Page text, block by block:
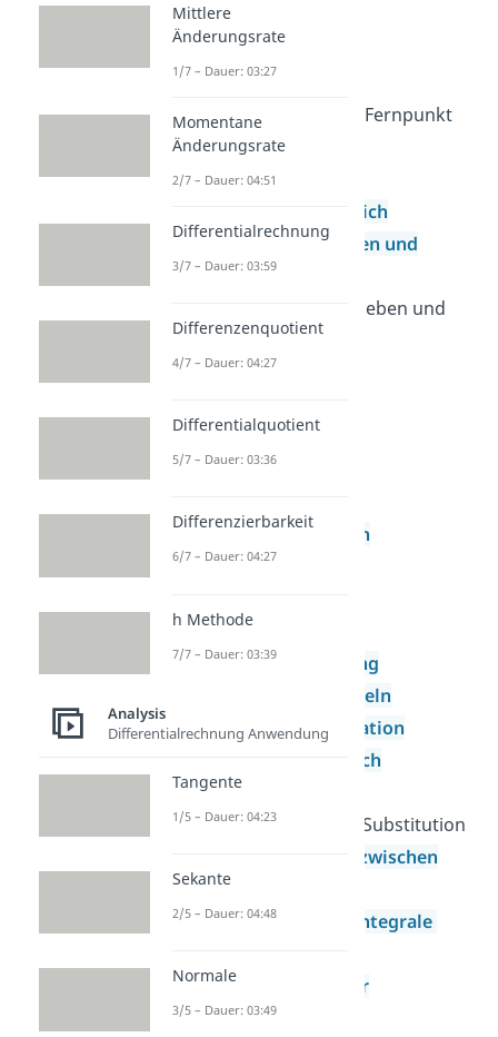
Tangenten
Tangente
Normale
Tangente durch Fernpunkt
Kurvendiskussion
Übersicht
Definitionsbereich
Graphen strecken und
stauchen
Graphen verschieben und
spiegeln
Symmetrie
Extrempunkte
Krümmung
Umkehrfunktion
Grenzwert
Grundlagen der
Integralrechnung
Integrationsregeln
Partielle Integration
Integration durch
Substitution
Logarithmische Substitution
Flächeninhalte zwischen
zwei Graphen
Uneigentliche Integrale
Rotationskörper
Bogenlänge
Mittlere
Änderungsrate
1/7 – Dauer: 03:27
Momentane
Änderungsrate
2/7 – Dauer: 04:51
Differentialrechnung
3/7 – Dauer: 03:59
Differenzenquotient
4/7 – Dauer: 04:27
Differentialquotient
5/7 – Dauer: 03:36
Differenzierbarkeit
6/7 – Dauer: 04:27
h Methode
7/7 – Dauer: 03:39
Analysis
Differentialrechnung Anwendung
Tangente
1/5 – Dauer: 04:23
Sekante
2/5 – Dauer: 04:48
Normale
3/5 – Dauer: 03:49